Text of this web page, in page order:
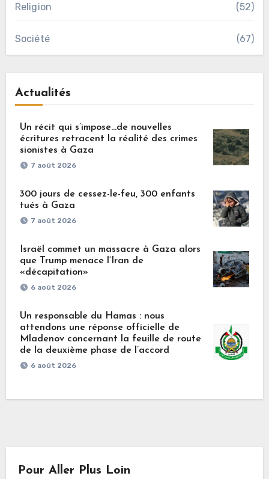
Religion (52)
Société (67)
Actualités
Un récit qui s’impose…de nouvelles
écritures retracent la réalité des crimes
sionistes à Gaza
7 août 2026
300 jours de cessez-le-feu, 300 enfants
tués à Gaza
7 août 2026
Israël commet un massacre à Gaza alors
que Trump menace l’Iran de
«décapitation»
6 août 2026
Un responsable du Hamas : nous
attendons une réponse officielle de
Mladenov concernant la feuille de route
de la deuxième phase de l’accord
6 août 2026
Pour Aller Plus Loin